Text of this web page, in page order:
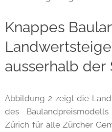
Knappes
ausserhalb der
Abbildung 2 zeigt die
des
Zürich für alle Zürcher